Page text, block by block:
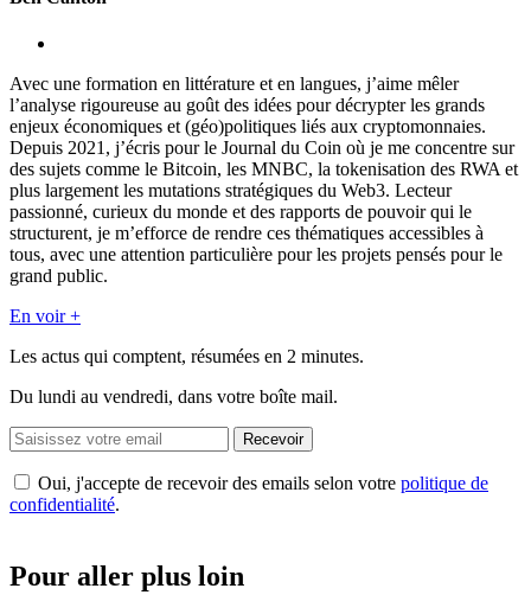
Avec une formation en littérature et en langues, j’aime mêler
l’analyse rigoureuse au goût des idées pour décrypter les grands
enjeux économiques et (géo)politiques liés aux cryptomonnaies.
Depuis 2021, j’écris pour le Journal du Coin où je me concentre sur
des sujets comme le Bitcoin, les MNBC, la tokenisation des RWA et
plus largement les mutations stratégiques du Web3. Lecteur
passionné, curieux du monde et des rapports de pouvoir qui le
structurent, je m’efforce de rendre ces thématiques accessibles à
tous, avec une attention particulière pour les projets pensés pour le
grand public.
En voir +
Les actus qui comptent, résumées en 2 minutes.
Du lundi au vendredi, dans votre boîte mail.
Recevoir
Oui, j'accepte de recevoir des emails selon votre politique de
confidentialité.
Pour aller plus loin